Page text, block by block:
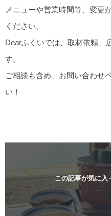
メニューや営業時間等、変更
ください。
Dearふくいでは、取材依頼、
す。
ご相談も含め、お問い合わせ
い！
この記事が気に入